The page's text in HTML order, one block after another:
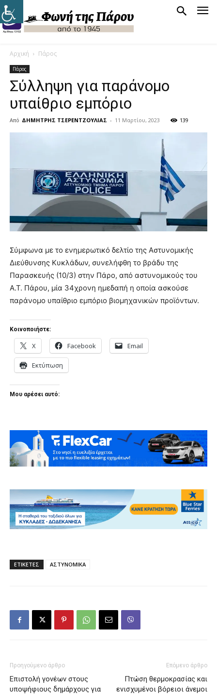
Αρχική Πάρος
Πάρος
Σύλληψη για παράνομο
υπαίθριο εμπόριο
Από ΔΗΜΗΤΡΗΣ ΤΣΕΡΕΝΤΖΟΥΛΙΑΣ - 11 Μαρτίου, 2023 139
Σύμφωνα με το ενημερωτικό δελτίο της Αστυνομικής
Διεύθυνσης Κυκλάδων, συνελήφθη το βράδυ της
Παρασκευής (10/3) στην Πάρο, από αστυνομικούς του
Α.Τ. Πάρου, μία 34χρονη ημεδαπή η οποία ασκούσε
παράνομο υπαίθριο εμπόριο βιομηχανικών προϊόντων.
Κοινοποιήστε:
X Facebook Email
Εκτύπωση
Μου αρέσει αυτό:
ΕΤΙΚΕΤΕΣ ΑΣΤΥΝΟΜΙΚΑ
Προηγούμενο άρθρο
Επιστολή γονέων στους
υποψήφιους δημάρχους για
Επόμενο άρθρο
Πτώση θερμοκρασίας και
ενισχυμένοι βόρειοι άνεμοι